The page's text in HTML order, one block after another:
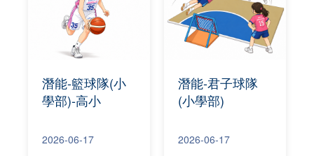
潛能-籃球隊(小
學部)-高小
2026-06-17
潛能-君子球隊
(小學部)
2026-06-17